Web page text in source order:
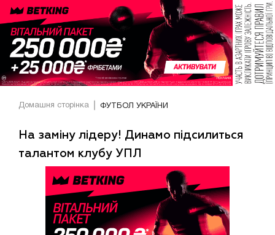
Домашня сторінка ФУТБОЛ УКРАЇНИ
На заміну лідеру! Динамо підсилиться
талантом клубу УПЛ